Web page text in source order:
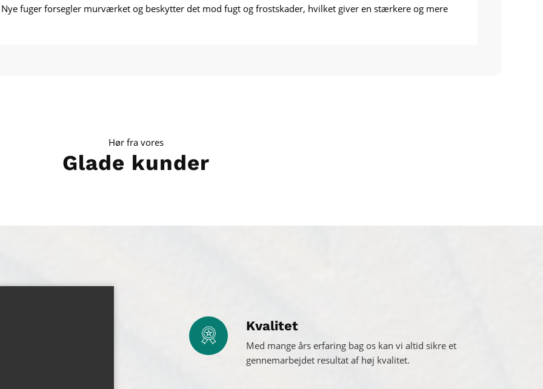
fuger forsegler murværket og beskytter det mod fugt og frostskader, hvilket giver en stærkere og mere
Hør fra vores
Glade kunder
Kvalitet
Med mange års erfaring bag os kan vi altid sikre et
gennemarbejdet resultat af høj kvalitet.